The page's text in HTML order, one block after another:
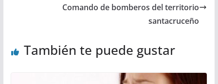
Comando de bomberos del territorio
santacruceño
También te puede gustar